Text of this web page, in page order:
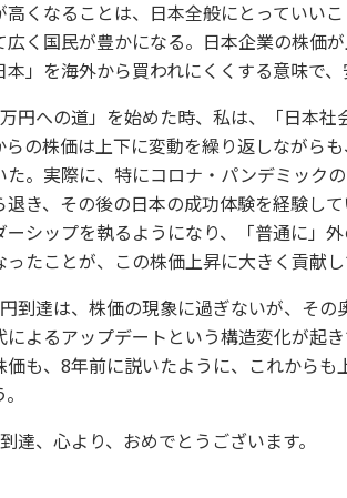
高くなることは、日本全般にとっていい
広く国民が豊かになる。日本企業の株価
本」を海外から買われにくくする意味で
万円への道」を始めた時、私は、「日本
らの株価は上下に変動を繰り返しながら
た。実際に、特にコロナ・パンデミック
退き、その後の日本の成功体験を経験し
ーシップを執るようになり、「普通に」
たことが、この株価上昇に大きく貢献し
到達は、株価の現象に過ぎないが、そ
によるアップデートという構造変化が起
価も、8年前に説いたように、これから
達、心より、おめでとうございます。